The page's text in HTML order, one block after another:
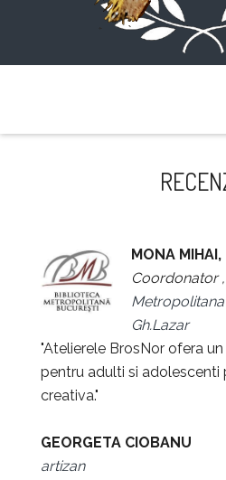
MONA MIHAI,
Coordonator ,
Gh.Lazar
"Atelierele BrosNor ofera
pentru adulti si adolescenti
creativa."
GEORGETA CIOBANU
artizan